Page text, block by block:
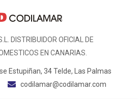
DISTRIBUIDOR OFICIAL DE
EN CANARIAS.
Estupiñan, 34 Telde, Las Palmas
codilamar@codilamar.com